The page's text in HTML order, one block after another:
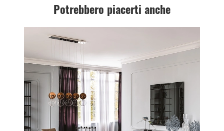
Potrebbero piacerti anche